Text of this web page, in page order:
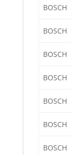
BOSCH
BOSCH
BOSCH
BOSCH
BOSCH
BOSCH
BOSCH